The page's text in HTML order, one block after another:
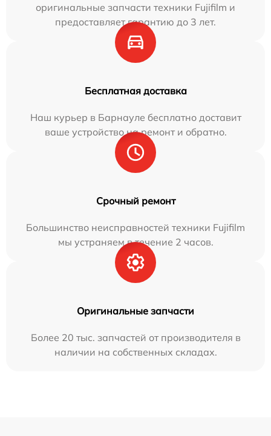
оригинальные запчасти техники Fujifilm и
предоставляет гарантию до 3 лет.
Бесплатная доставка
Наш курьер в Барнауле бесплатно доставит
ваше устройство на ремонт и обратно.
Срочный ремонт
Большинство неисправностей техники Fujifilm
мы устраняем в течение 2 часов.
Оригинальные запчасти
Более 20 тыс. запчастей от производителя в
наличии на собственных складах.